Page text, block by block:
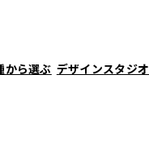
から選ぶ デザインスタジオ